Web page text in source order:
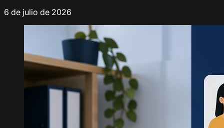
6 de julio de 2026